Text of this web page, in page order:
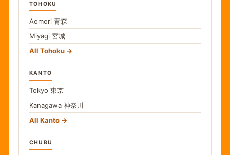
TOHOKU
Aomori 青森
Miyagi 宮城
All Tohoku
KANTO
Tokyo 東京
Kanagawa 神奈川
All Kanto
CHUBU